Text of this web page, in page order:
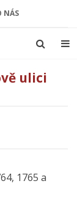
NÁS
ulici
1765 a